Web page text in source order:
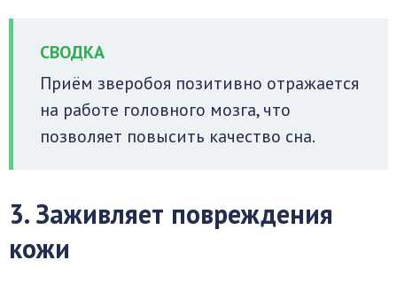
Приём зверобоя позитивно отражается
на работе головного мозга, что
позволяет повысить качество сна.
3. Заживляет повреждения
кожи